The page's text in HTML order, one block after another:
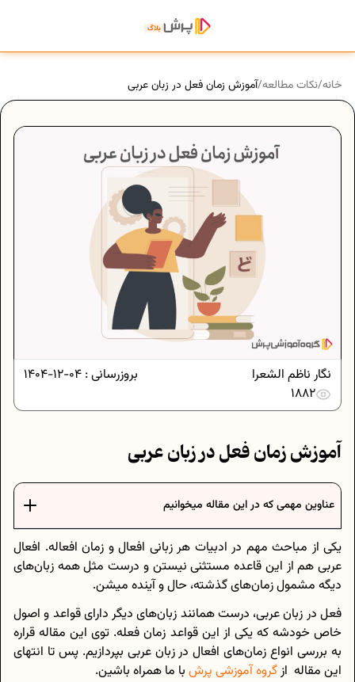
خانه/نکات مطالعه/آموزش زمان فعل در زبان عربی
بروزرسانی : 04-12-1404
نگار ناظم الشعرا
1882
آموزش زمان فعل در زبان عربی
عناوین مهمی که در این مقاله میخوانیم
یکی از مباحث مهم در ادبیات هر زبانی افعال و زمان افعاله. افعال
عربی هم از این قاعده مستثنی نیستن و درست مثل همه زبان‌های
دیگه مشمول زمان‌های گذشته، حال و آینده میشن.
فعل در زبان عربی، درست همانند زبان‌های دیگر دارای قواعد و اصول
خاص خودشه که یکی از این قواعد زمان فعله. توی این مقاله قراره
به بررسی انواع زمان‌های افعال در زبان عربی بپردازیم. پس تا انتهای
این مقاله ازگروه آموزشی پرش با ما همراه باشین.